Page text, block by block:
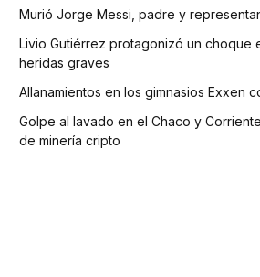
Murió Jorge Messi, padre y
Livio Gutiérrez protagonizó un choque
heridas graves
Allanamientos en los gimnasios Exxen
Golpe al lavado en el Chaco y
de minería cripto